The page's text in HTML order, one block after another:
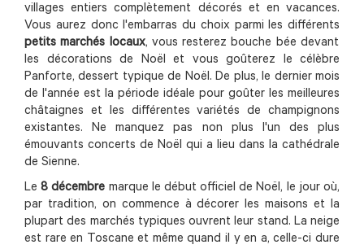
villages entiers complètement décorés et en vacances.
Vous aurez donc l'embarras du choix parmi les différents
petits marchés locaux, vous resterez bouche bée devant
les décorations de Noël et vous goûterez le célèbre
Panforte, dessert typique de Noël. De plus, le dernier mois
de l'année est la période idéale pour goûter les meilleures
châtaignes et les différentes variétés de champignons
existantes. Ne manquez pas non plus l'un des plus
émouvants concerts de Noël qui a lieu dans la cathédrale
de Sienne.
Le8 décembre marque le début officiel de Noël, le jour où,
par tradition, on commence à décorer les maisons et la
plupart des marchés typiques ouvrent leur stand. La neige
est rare en Toscane et même quand il y en a, celle-ci dure